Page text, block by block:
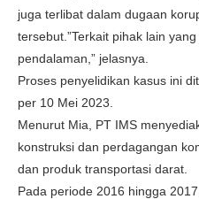
juga terlibat dalam dugaan
tersebut.”Terkait pihak lain
pendalaman,” jelasnya.
Proses penyelidikan kasus ini
per 10 Mei 2023.
Menurut Mia, PT IMS
konstruksi dan perdagangan
dan produk transportasi darat.
Pada periode 2016 hingga